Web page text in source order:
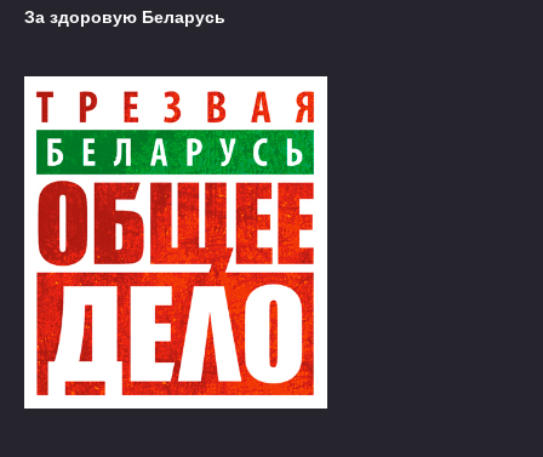
За здоровую Беларусь